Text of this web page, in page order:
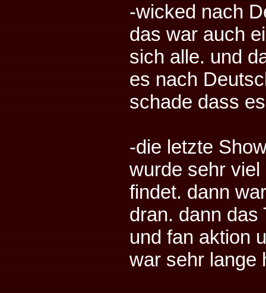
-wicked nach
das war auch
sich alle. und
es nach
schade dass
-die letzte
wurde sehr
findet. dann
dran. dann das
und fan aktion
war sehr lange